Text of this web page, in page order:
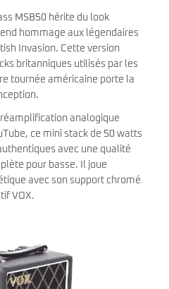
MSB50 hérite du look
hommage aux légendaires
Invasion. Cette version
britanniques utilisés par les
tournée américaine porte la
analogique
ce mini stack de 50 watts
avec une qualité
pour basse. Il joue
avec son support chromé
VOX.